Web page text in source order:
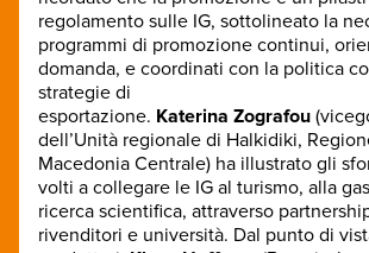
regolamento sulle IG, sottolineato la
programmi di promozione continui,
domanda, e coordinati con la politica
strategie di
esportazione. Katerina Zografou
dell’Unità regionale di Halkidiki,
Macedonia Centrale) ha illustrato gli
volti a collegare le IG al turismo, alla
ricerca scientifica, attraverso
rivenditori e università. Dal punto di